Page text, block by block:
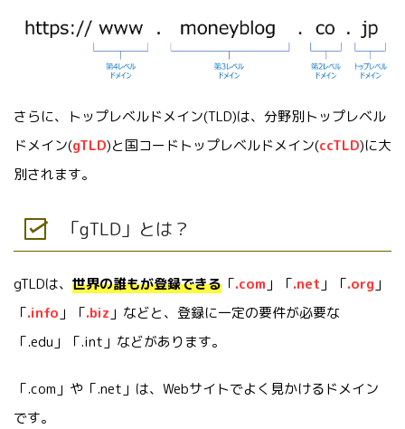
さらに、トップレベルドメイン(TLD)は、分野別トップレベル
ドメイン(gTLD)と国コードトップレベルドメイン(ccTLD)に大
別されます。
「gTLD」とは？
gTLDは、 世界の誰もが登録できる 「.com 」「.net 」「.org 」
「.info 」「.biz 」などと、登録に一定の要件が必要な
「.edu」「.int」などがあります。
「.com」や「.net」は、Webサイトでよく見かけるドメイン
です。